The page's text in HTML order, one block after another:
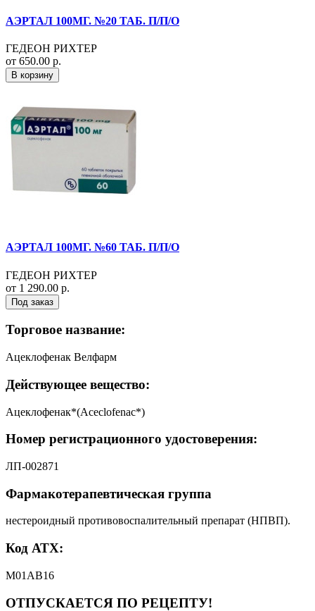
АЭРТАЛ 100МГ. №20 ТАБ. П/П/О
ГЕДЕОН РИХТЕР
от 650.00 р.
В корзину
АЭРТАЛ 100МГ. №60 ТАБ. П/П/О
ГЕДЕОН РИХТЕР
от 1 290.00 р.
Под заказ
Торговое название:
Ацеклофенак Велфарм
Действующее вещество:
Ацеклофенак*(Aceclofenac*)
Номер регистрационного удостоверения:
ЛП-002871
Фармакотерапевтическая группа
нестероидный противовоспалительный препарат (НПВП).
Код АТХ:
M01AB16
ОТПУСКАЕТСЯ ПО РЕЦЕПТУ!